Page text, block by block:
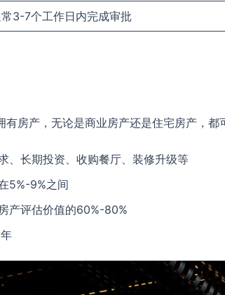
3-7个工作日内完成审批
有房产，无论是商业房产还是住宅房产，
、长期投资、收购餐厅、装修升级等
5%-9%之间
产评估价值的60%-80%